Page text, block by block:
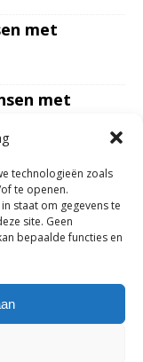
technologieën zoals
te openen.
staat om gegevens te
site. Geen
bepaalde functies en
met
met
– Mensen
hun een